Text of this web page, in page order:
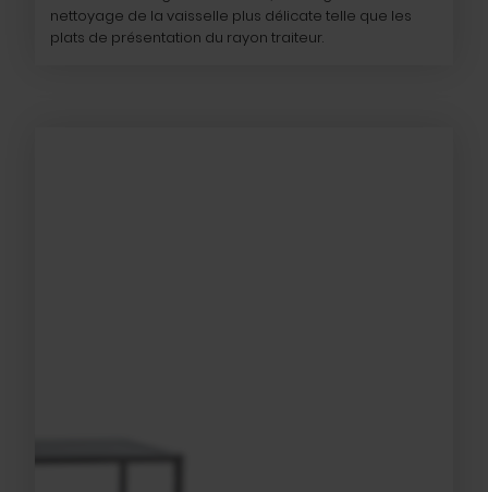
nettoyage de la vaisselle plus délicate telle que les
plats de présentation du rayon traiteur.